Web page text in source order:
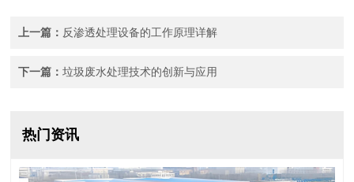
上一篇： 反渗透处理设备的工作原理详解
下一篇：垃圾废水处理技术的创新与应用
热门资讯